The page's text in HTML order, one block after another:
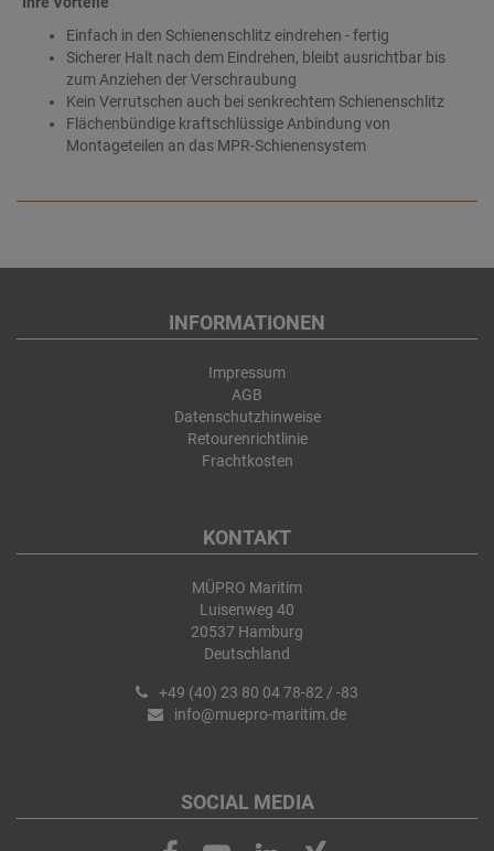
Einfach in den Schienenschlitz eindrehen - fertig
Sicherer Halt nach dem Eindrehen, bleibt ausrichtbar bis
zum Anziehen der Verschraubung
Kein Verrutschen auch bei senkrechtem Schienenschlitz
Flächenbündige kraftschlüssige Anbindung von
Montageteilen an das MPR-Schienensystem
INFORMATIONEN
Impressum
AGB
Datenschutzhinweise
Retourenrichtlinie
Frachtkosten
KONTAKT
MÜPRO Maritim
Luisenweg 40
20537 Hamburg
Deutschland
+49 (40) 23 80 04 78-82 / -83
info@muepro-maritim.de
SOCIAL MEDIA